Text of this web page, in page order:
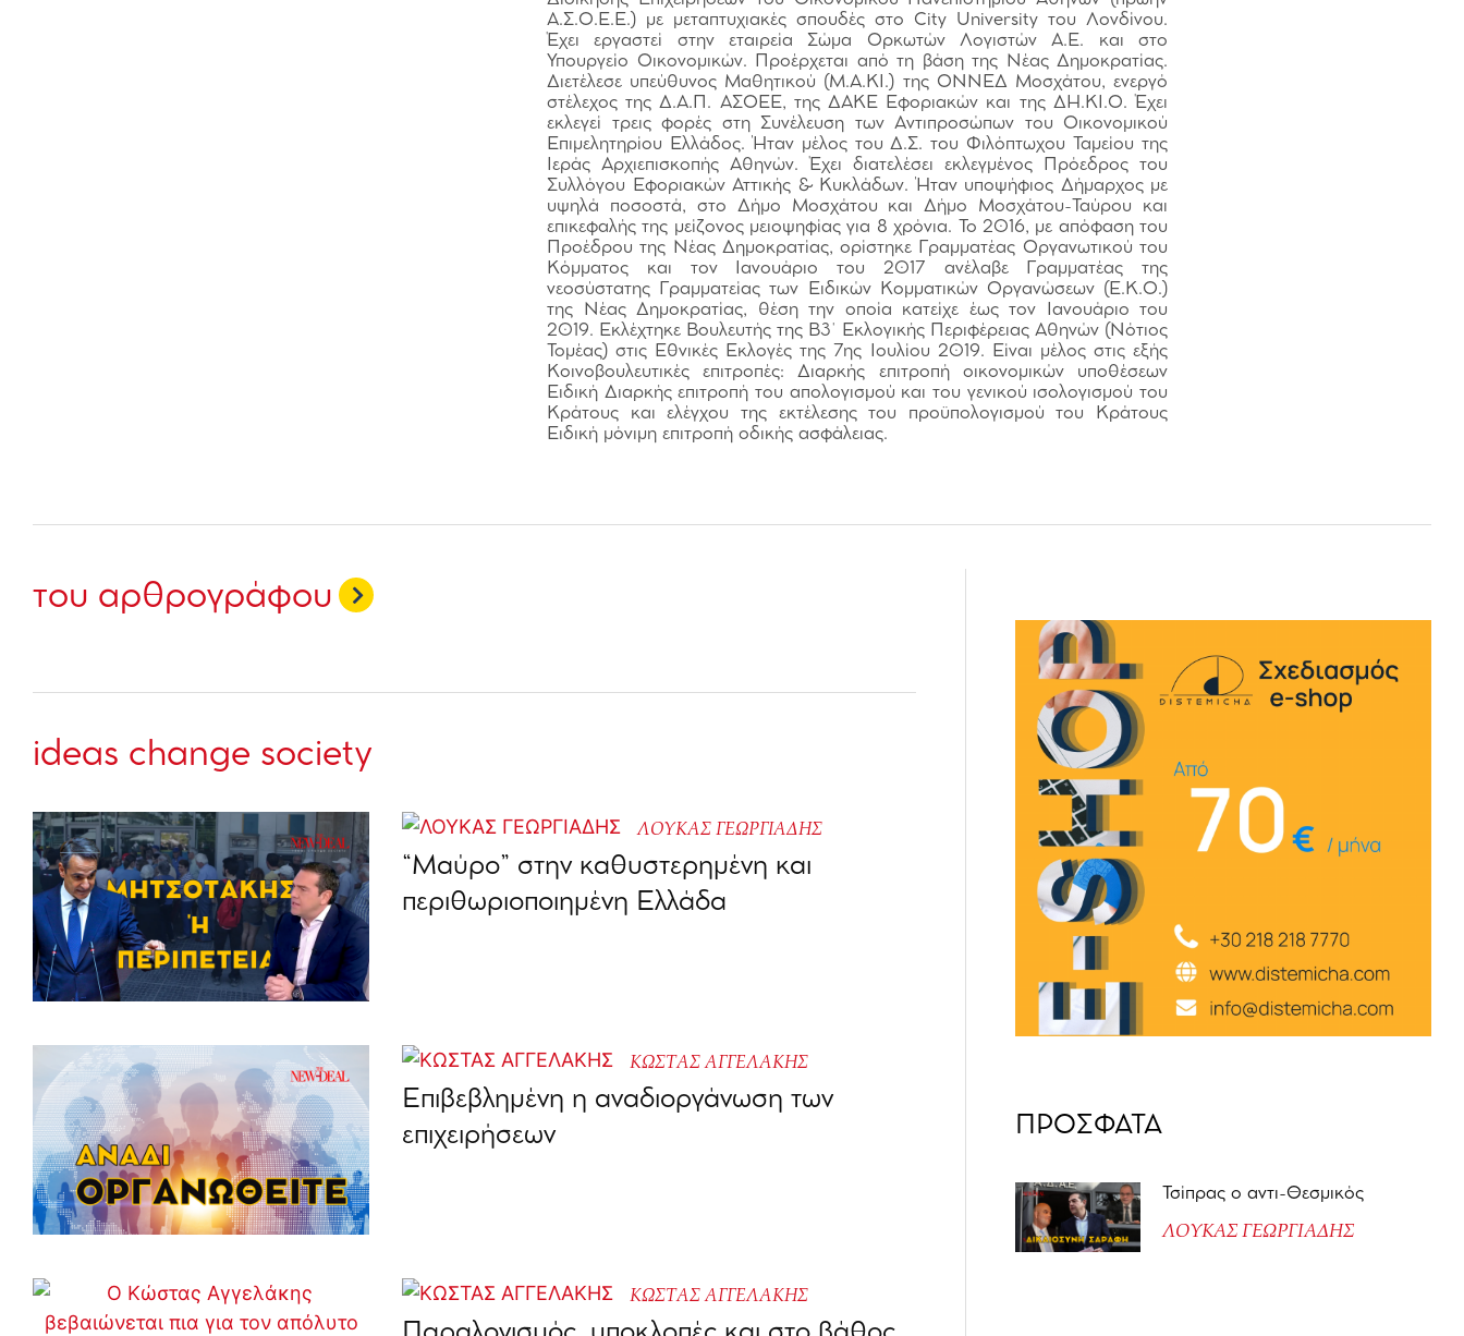
Α.Σ.Ο.Ε.Ε.) με μεταπτυχιακές σπουδές στο City University του Λονδίνου.
Έχει εργαστεί στην εταιρεία Σώμα Ορκωτών Λογιστών Α.Ε. και στο
Υπουργείο Οικονομικών. Προέρχεται από τη βάση της Νέας Δημοκρατίας.
Διετέλεσε υπεύθυνος Μαθητικού (Μ.Α.ΚΙ.) της ΟΝΝΕΔ Μοσχάτου, ενεργό
στέλεχος της Δ.Α.Π. ΑΣΟΕΕ, της ΔΑΚΕ Εφοριακών και της ΔΗ.ΚΙ.Ο. Έχει
εκλεγεί τρεις φορές στη Συνέλευση των Αντιπροσώπων του Οικονομικού
Επιμελητηρίου Ελλάδος. Ήταν μέλος του Δ.Σ. του Φιλόπτωχου Ταμείου της
Ιεράς Αρχιεπισκοπής Αθηνών. Έχει διατελέσει εκλεγμένος Πρόεδρος του
Συλλόγου Εφοριακών Αττικής & Κυκλάδων. Ήταν υποψήφιος Δήμαρχος με
υψηλά ποσοστά, στο Δήμο Μοσχάτου και Δήμο Μοσχάτου-Ταύρου και
επικεφαλής της μείζονος μειοψηφίας για 8 χρόνια. Το 2016, με απόφαση του
Προέδρου της Νέας Δημοκρατίας, ορίστηκε Γραμματέας Οργανωτικού του
Κόμματος και τον Ιανουάριο του 2017 ανέλαβε Γραμματέας της
νεοσύστατης Γραμματείας των Ειδικών Κομματικών Οργανώσεων (Ε.Κ.Ο.)
της Νέας Δημοκρατίας, θέση την οποία κατείχε έως τον Ιανουάριο του
2019. Εκλέχτηκε Βουλευτής της Β3΄ Εκλογικής Περιφέρειας Αθηνών (Νότιος
Τομέας) στις Εθνικές Εκλογές της 7ης Ιουλίου 2019. Είναι μέλος στις εξής
Κοινοβουλευτικές επιτροπές: Διαρκής επιτροπή οικονομικών υποθέσεων
Ειδική Διαρκής επιτροπή του απολογισμού και του γενικού ισολογισμού του
Κράτους και ελέγχου της εκτέλεσης του προϋπολογισμού του Κράτους
Ειδική μόνιμη επιτροπή οδικής ασφάλειας.
του αρθρογράφου
ideas change society
ΛΟΥΚΑΣ ΓΕΩΡΓΙΑΔΗΣ
“Μαύρο” στην καθυστερημένη και
περιθωριοποιημένη Ελλάδα
ΚΩΣΤΑΣ ΑΓΓΕΛΑΚΗΣ
Επιβεβλημένη η αναδιοργάνωση των
επιχειρήσεων
ΚΩΣΤΑΣ ΑΓΓΕΛΑΚΗΣ
ΠΡΟΣΦΑΤΑ
Τσίπρας ο αντι-Θεσμικός
ΛΟΥΚΑΣ ΓΕΩΡΓΙΑΔΗΣ